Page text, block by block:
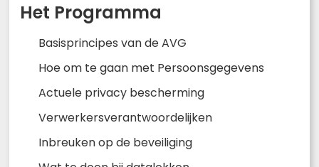
Het Programma
Basisprincipes van de AVG
Hoe om te gaan met Persoonsgegevens
Actuele privacy bescherming
Verwerkersverantwoordelijken
Inbreuken op de beveiliging